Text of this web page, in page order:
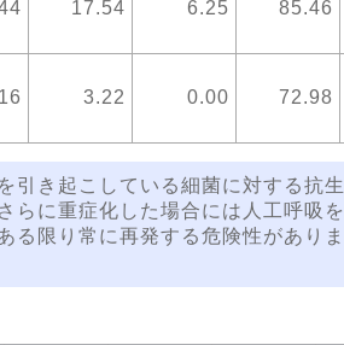
17.54 6.25 85.46
3.22 0.00 72.98
引き起こしている細菌に対する抗生
らに重症化した場合には人工呼吸を
る限り常に再発する危険性がありま